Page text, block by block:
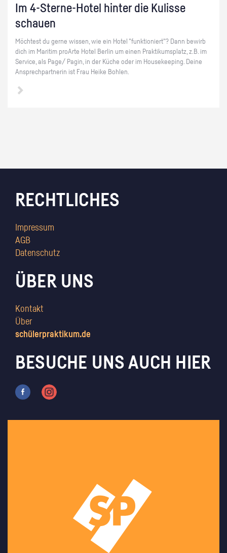
Im 4-Ster­ne-Ho­tel hin­ter die Ku­lis­se
schau­en
Möch­test du gerne wis­sen, wie ein Hotel "funk­tio­niert"? Dann be­wirb
dich im Ma­ri­tim pro­Ar­te Hotel Ber­lin um einen Prak­ti­kums­platz, z.B. im
Ser­vice, als Page/ Pagin, in der Küche oder im Hou­se­ke­eping. Deine
An­sprech­part­ne­rin ist Frau Heike Boh­len.
RECHTLICHES
Impressum
AGB
Datenschutz
ÜBER UNS
Kontakt
Über
schülerpraktikum.de
BESUCHE UNS AUCH HIER